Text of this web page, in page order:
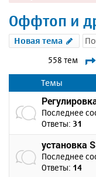
Оффтоп и
Новая тема
558 тем
Темы
Последнее
Ответы: 31
установка
Последнее
Ответы: 14